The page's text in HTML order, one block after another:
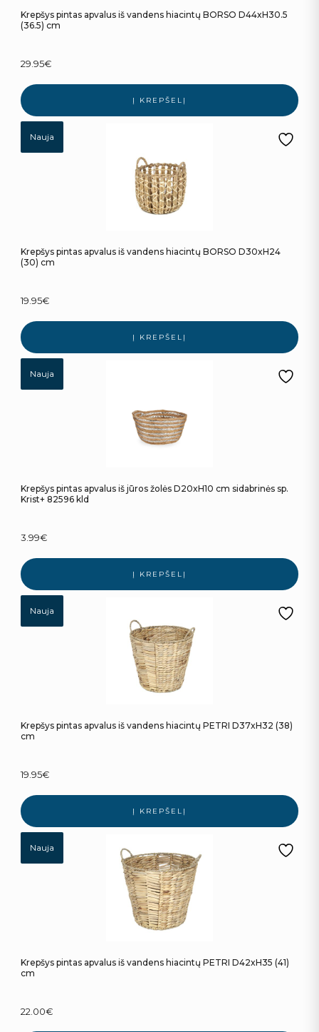
Krepšys pintas apvalus iš vandens hiacintų BORSO D44xH30.5
(36.5) cm
29.95€
Į KREPŠELĮ
Nauja
Krepšys pintas apvalus iš vandens hiacintų BORSO D30xH24
(30) cm
19.95€
Į KREPŠELĮ
Nauja
Krepšys pintas apvalus iš jūros žolės D20xH10 cm sidabrinės sp.
Krist+ 82596 kld
3.99€
Į KREPŠELĮ
Nauja
Krepšys pintas apvalus iš vandens hiacintų PETRI D37xH32 (38)
cm
19.95€
Į KREPŠELĮ
Nauja
Krepšys pintas apvalus iš vandens hiacintų PETRI D42xH35 (41)
cm
22.00€